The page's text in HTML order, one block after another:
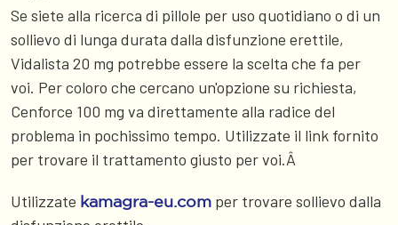
Se siete alla ricerca di pillole per uso quotidiano o di un
sollievo di lunga durata dalla disfunzione erettile,
Vidalista 20 mg potrebbe essere la scelta che fa per
voi. Per coloro che cercano un'opzione su richiesta,
Cenforce 100 mg va direttamente alla radice del
problema in pochissimo tempo. Utilizzate il link fornito
per trovare il trattamento giusto per voi.Â
Utilizzate kamagra-eu.com per trovare sollievo dalla